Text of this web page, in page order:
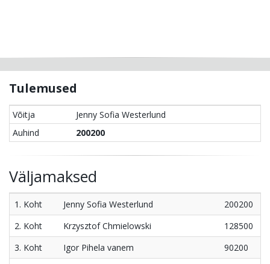
Tulemused
Võitja
Jenny Sofia Westerlund
Auhind
200200
Väljamaksed
1. Koht Jenny Sofia Westerlund
200200
2. Koht
Krzysztof Chmielowski
128500
3. Koht
Igor Pihela vanem
90200